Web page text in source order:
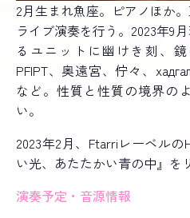
2月生まれ魚座。ピアノほか
ライブ演奏を行う。2023年9
るユニットに幽けき刻、鏡
PFIPT、奥遠宮、佇々、
など。性質と性質の境界の
い。
2023年2月、Ftarriレーベル
い光、あたたかい青の中』を
演奏予定・音源情報